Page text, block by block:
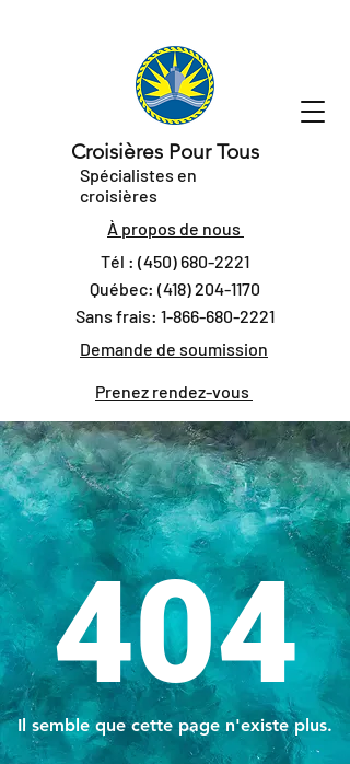
Croisières Pour Tous
Spécialistes en
croisières
À propos de nous
Tél : (450) 680-2221
Québec: (418) 204-1170
Sans frais: 1-866-680-2221
Demande de soumission
Prenez rendez-vous
404
Il semble que cette page n'existe plus.